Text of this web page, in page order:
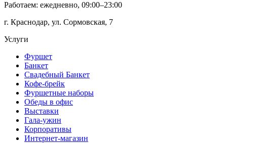
Работаем: ежедневно, 09:00–23:00
г. Краснодар, ул. Сормовская, 7
Услуги
Фуршет
Банкет
Свадебный Банкет
Кофе-брейк
Фуршетные наборы
Обеды в офис
Выставки
Гала-ужин
Корпоративы
Интернет-магазин